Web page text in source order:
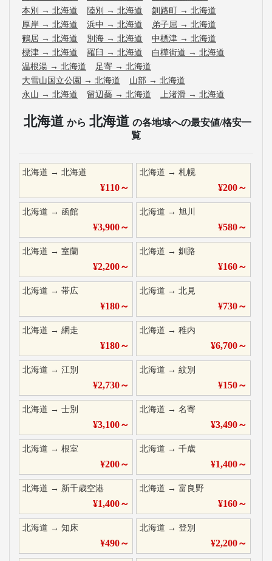
本別 → 北海道 陸別 → 北海道 釧路町 → 北海道
厚岸 → 北海道 浜中 → 北海道 弟子屈 → 北海道
鶴居 → 北海道 別海 → 北海道 中標津 → 北海道
標津 → 北海道 羅臼 → 北海道 白樺街道 → 北海道
温根湯 → 北海道 足寄 → 北海道
大雪山国立公園 → 北海道 山部 → 北海道
永山 → 北海道 留辺蘂 → 北海道 上渚滑 → 北海道
北海道 から 北海道 の各地域への最安値/格安一
覧
北海道 → 北海道
¥110～
北海道 →札幌
¥200～
北海道 → 函館
¥3,900～
北海道 →旭川
¥580～
北海道 → 室蘭
¥2,200～
北海道 →釧路
¥160～
北海道 → 帯広
¥180～
北海道 →北見
¥730～
北海道 → 網走
¥180～
北海道 →稚内
¥6,700～
北海道 → 江別
¥2,730～
北海道 →紋別
¥150～
北海道 → 士別
¥3,100～
北海道 →名寄
¥3,490～
北海道 → 根室
¥200～
北海道 →千歳
¥1,400～
北海道 → 新千歳空港
¥1,400～
北海道 →富良野
¥160～
北海道 → 知床
¥490～
北海道 →登別
¥2,200～